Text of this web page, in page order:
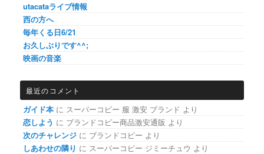
utacataライブ情報
西の方へ
毎年くる日6/21
お久しぶりです^^;
映画の音楽
最近のコメント
ガイド本 に スーパーコピー 服 激安 ブランド より
恋しよう に ブランドコピー商品激安通販 より
次のチャレンジ に ブランドコピー より
しあわせの隣り に スーパーコピー ジミーチュウ より